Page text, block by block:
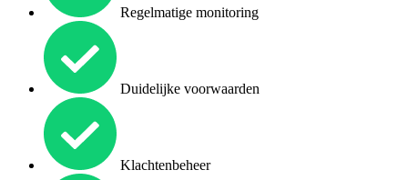
Regelmatige monitoring
Duidelijke voorwaarden
Klachtenbeheer